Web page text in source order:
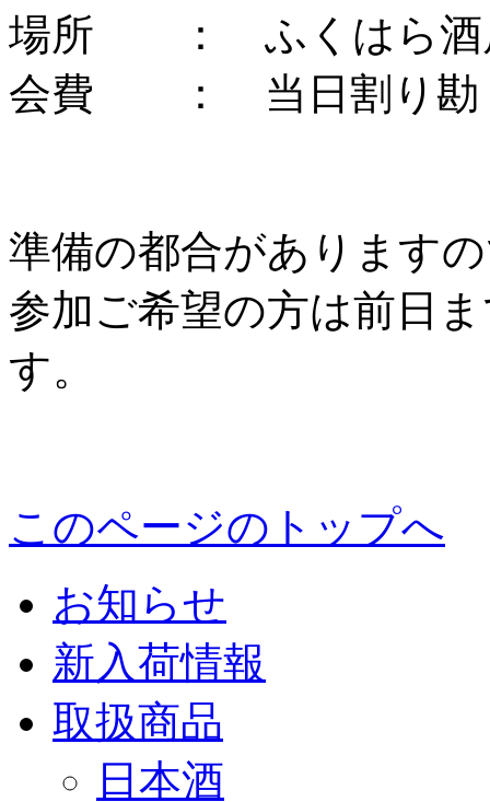
場所 ： ふくはら酒
会費 ： 当日割り勘
準備の都合があります
参加ご希望の方は前日
す。
このページのトップへ
お知らせ
新入荷情報
取扱商品
日本酒